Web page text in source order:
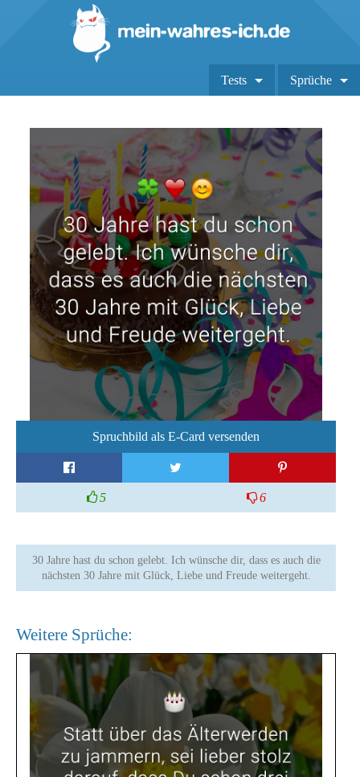
Tests Sprüche
Spruchbild als E-Card versenden
5 6
30 Jahre hast du schon gelebt. Ich wünsche dir, dass es auch die
nächsten 30 Jahre mit Glück, Liebe und Freude weitergeht.
Weitere Sprüche: